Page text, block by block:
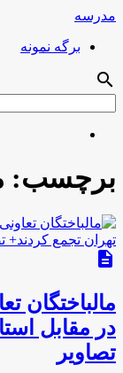
مدرسه
برگه نمونه
search
برچسب:
description
مالباختگان
در مقابل
تصاویر